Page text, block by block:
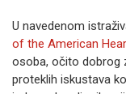
U navedenom
of the American
osoba, očito dobrog
proteklih iskustava